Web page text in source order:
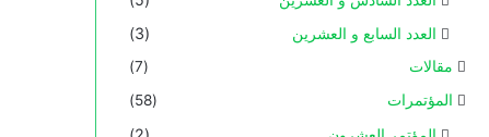
العدد السابع و العشرين
(3)
مقالات
(7)
المؤتمرات
(58)